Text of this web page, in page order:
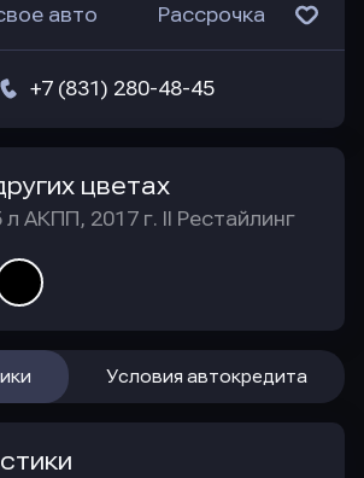
авто Рассрочка
+7 (831) 280-48-45
цветах
л АКПП, 2017 г. II Рестайлинг
Условия автокредита